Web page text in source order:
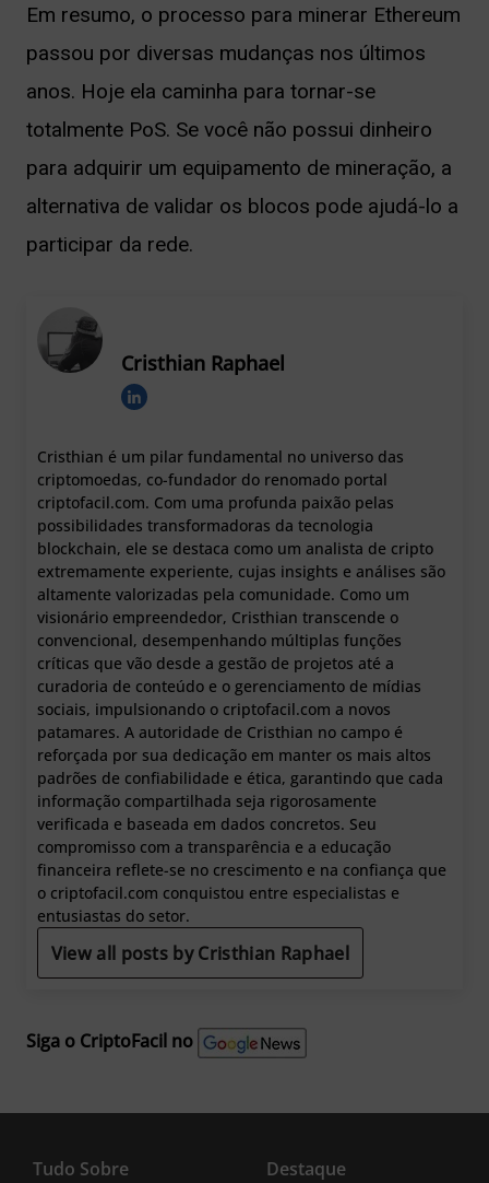
Em resumo, o processo para minerar Ethereum
passou por diversas mudanças nos últimos
anos. Hoje ela caminha para tornar-se
totalmente PoS. Se você não possui dinheiro
para adquirir um equipamento de mineração, a
alternativa de validar os blocos pode ajudá-lo a
participar da rede.
Cristhian Raphael
Cristhian é um pilar fundamental no universo das
criptomoedas, co-fundador do renomado portal
criptofacil.com. Com uma profunda paixão pelas
possibilidades transformadoras da tecnologia
blockchain, ele se destaca como um analista de cripto
extremamente experiente, cujas insights e análises são
altamente valorizadas pela comunidade. Como um
visionário empreendedor, Cristhian transcende o
convencional, desempenhando múltiplas funções
críticas que vão desde a gestão de projetos até a
curadoria de conteúdo e o gerenciamento de mídias
sociais, impulsionando o criptofacil.com a novos
patamares. A autoridade de Cristhian no campo é
reforçada por sua dedicação em manter os mais altos
padrões de confiabilidade e ética, garantindo que cada
informação compartilhada seja rigorosamente
verificada e baseada em dados concretos. Seu
compromisso com a transparência e a educação
financeira reflete-se no crescimento e na confiança que
o criptofacil.com conquistou entre especialistas e
entusiastas do setor.
View all posts by Cristhian Raphael
Siga o CriptoFacil no
Tudo Sobre Destaque